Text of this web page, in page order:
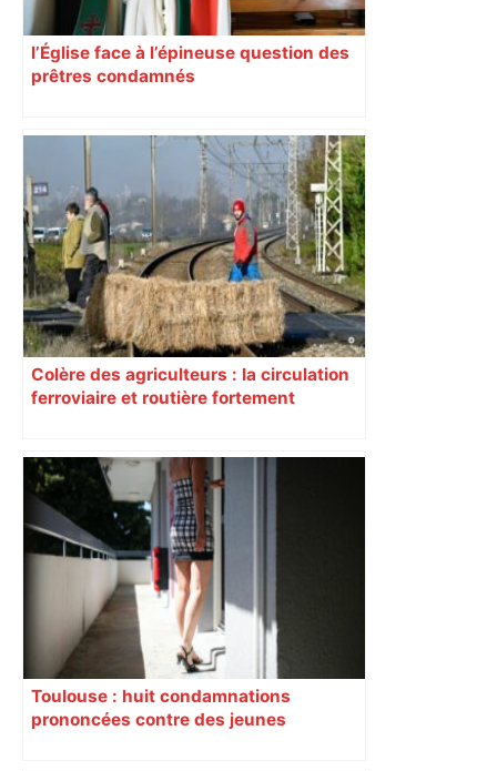
l’Église face à l’épineuse question des
prêtres condamnés
Colère des agriculteurs : la circulation
ferroviaire et routière fortement
Toulouse : huit condamnations
prononcées contre des jeunes